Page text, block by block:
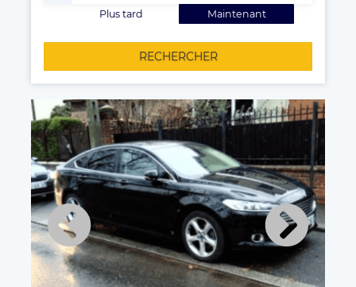
Maintenant
Plus tard
RECHERCHER